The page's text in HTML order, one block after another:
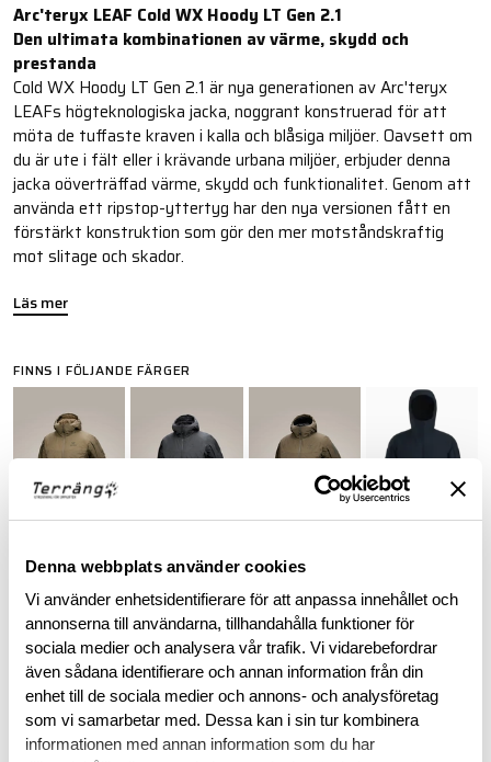
Denna webbplats använder cookies
Vi använder enhetsidentifierare för att anpassa innehållet och
annonserna till användarna, tillhandahålla funktioner för
sociala medier och analysera vår trafik. Vi vidarebefordrar
även sådana identifierare och annan information från din
enhet till de sociala medier och annons- och analysföretag
som vi samarbetar med. Dessa kan i sin tur kombinera
informationen med annan information som du har
Arc'teryx LEAF Cold WX Hoody LT Gen 2.1
Den ultimata kombinationen av värme, skydd och
prestanda
Cold WX Hoody LT Gen 2.1 är nya generationen av Arc'teryx
LEAFs högteknologiska jacka, noggrant konstruerad för att
möta de tuffaste kraven i kalla och blåsiga miljöer. Oavsett om
du är ute i fält eller i krävande urbana miljöer, erbjuder denna
jacka oöverträffad värme, skydd och funktionalitet. Genom att
använda ett ripstop-yttertyg har den nya versionen fått en
förstärkt konstruktion som gör den mer motståndskraftig
mot slitage och skador.
Läs mer
FINNS I FÖLJANDE FÄRGER
ARC'TERYX LEAF PURCHASE INFORMATION
To purchase Arc'teryx LEAF products, you must provide valid
identification confirming your status as an authorized end-
user within law enforcement or military personnel. This
requirement ensures that these specialized products are
accessible to those in professional capacities where they are